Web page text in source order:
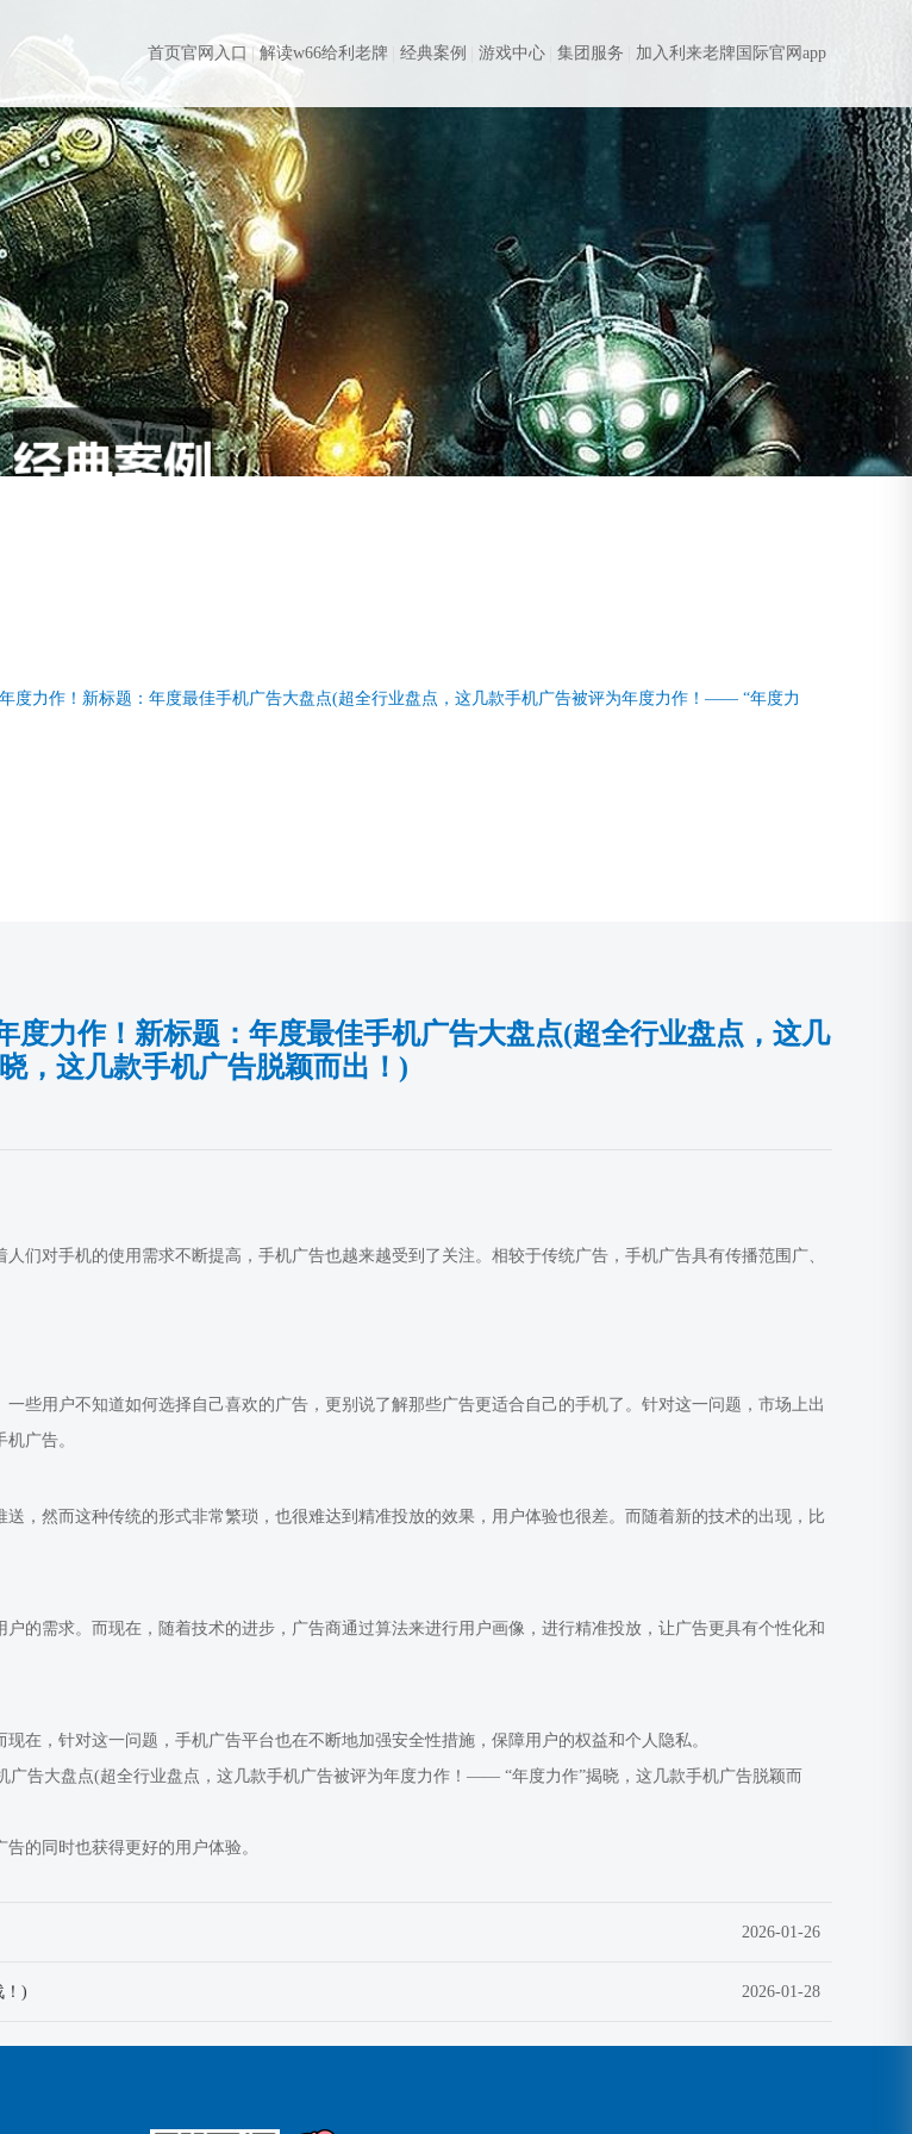
首页官网入口 解读w66给利老牌 经典案例 游戏中心 集团服务 加入利来老牌国际官网app
度力作！新标题：年度最佳手机广告大盘点(超全行业盘点，这几款手机广告被评为年度力作！—— “年度力
度力作！新标题：年度最佳手机广告大盘点(超全行业盘点，这几
，这几款手机广告脱颖而出！)
们对手机的使用需求不断提高，手机广告也越来越受到了关注。相较于传统广告，手机广告具有传播范围广、
些用户不知道如何选择自己喜欢的广告，更别说了解那些广告更适合自己的手机了。针对这一问题，市场上出
广告。
，然而这种传统的形式非常繁琐，也很难达到精准投放的效果，用户体验也很差。而随着新的技术的出现，比
的需求。而现在，随着技术的进步，广告商通过算法来进行用户画像，进行精准投放，让广告更具有个性化和
在，针对这一问题，手机广告平台也在不断地加强安全性措施，保障用户的权益和个人隐私。
的同时也获得更好的用户体验。
2026-01-26
！) 2026-01-28